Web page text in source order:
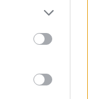
more Google
may click to
party tags to
below Google